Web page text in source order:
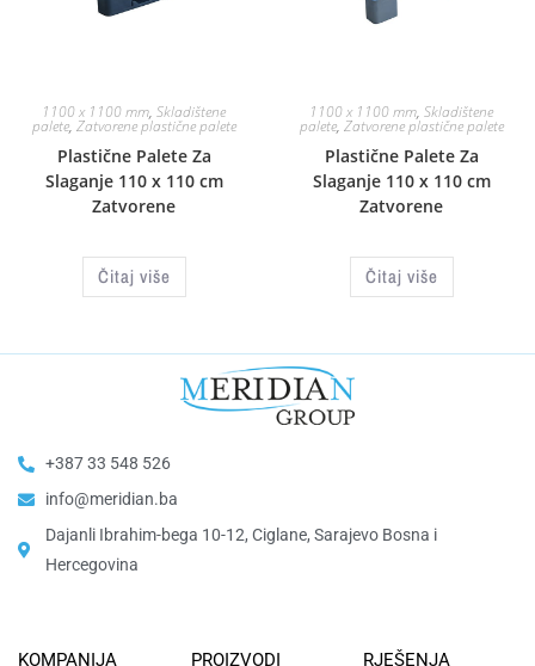
1100 x 1100 mm, Skladištene
palete, Zatvorene plastične palete
Plastične Palete Za
Slaganje 110 x 110 cm
Zatvorene
Čitaj više
1100 x 1100 mm, Skladištene
palete, Zatvorene plastične palete
Plastične Palete Za
Slaganje 110 x 110 cm
Zatvorene
Čitaj više
+387 33 548 526
info@meridian.ba
Dajanli Ibrahim-bega 10-12, Ciglane, Sarajevo Bosna i
Hercegovina​
KOMPANIJA PROIZVODI
RJEŠENJA